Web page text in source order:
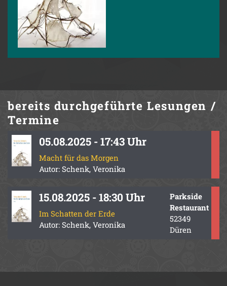
bereits durchgeführteLesungen /
Termine
05.08.2025 - 17:43 Uhr
Macht für das Morgen
Autor: Schenk, Veronika
15.08.2025 - 18:30 Uhr
Im Schatten der Erde
Autor: Schenk, Veronika
Parkside
Restaurant
52349
Düren